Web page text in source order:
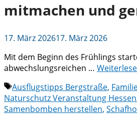
mitmachen und
17. März 202617. März 2026
Mit dem Beginn des Frühlings
abwechslungsreichen …
Schlagwörter
Ausflugstipps Bergstraße,
Naturschutz Veranstaltung Hessen
Samenbomben herstellen,